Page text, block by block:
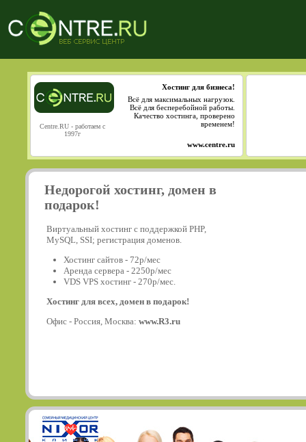
Centre.RU - работаем с
1997г
Хостинг для бизнеса!
Всё для максимальных нагрузок.
Всё для бесперебойной работы.
Качество хостинга, проверено
временем!
www.centre.ru
Недорогой хостинг, домен в
подарок!
Виртуальный хостинг с поддержкой PHP,
MySQL, SSI; регистрация доменов.
Хостинг сайтов - 72р/мес
Аренда сервера - 2250р/мес
VDS VPS хостинг - 270р/мес.
Хостинг для всех, домен в подарок!
Офис - Россия, Москва: www.R3.ru